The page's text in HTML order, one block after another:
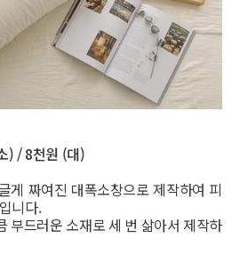
) / 8천원 (대)
게 짜여진 대폭소창으로 제작하여 피
니다.
부드러운 소재로 세 번 삶아서 제작하